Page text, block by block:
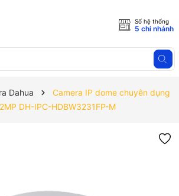
Số hệ thống
5 chi nhánh
Dahua
Camera IP dome chuyên dụng
DH-IPC-HDBW3231FP-M